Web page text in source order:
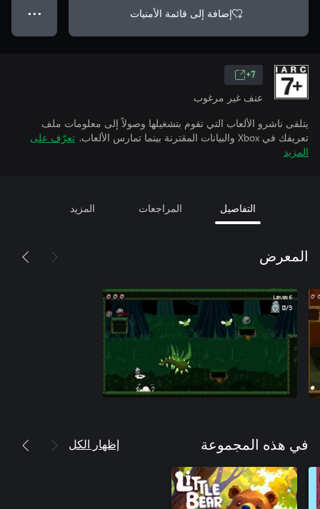
إضافة إلى قائمة الأمنيات ● ● ●
7+
عنف غير مرغوب
يتلقى ناشرو الألعاب التي تقوم بتشغيلها وصولاً إلى معلومات ملف
تعريفك في Xbox والبيانات المقترنة بينما تمارس الألعاب.
تعرّف على
المزيد
التفاصيل المراجعات المزيد
المعرض
في هذه المجموعة إظهار الكل